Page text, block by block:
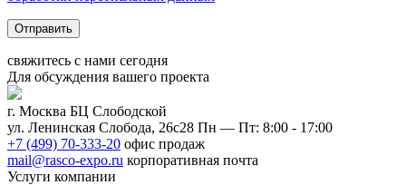
Отправить
свяжитесь с нами сегодня
Для обсуждения вашего проекта
г. Москва БЦ Слободской
ул. Ленинская Слобода, 26с28 Пн — Пт: 8:00 - 17:00
+7 (499) 70-333-20 офис продаж
mail@rasco-expo.ru корпоративная почта
Услуги компании